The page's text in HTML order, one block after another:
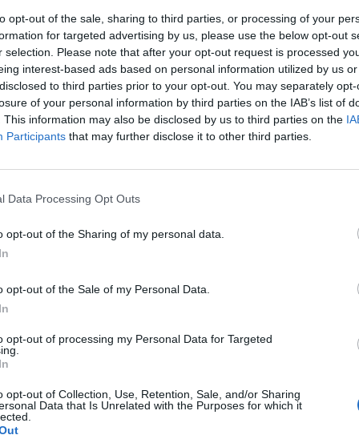
opt-out of the sale, sharing to third parties, or processing of your
for targeted advertising by us, please use the below opt-out
selection. Please note that after your opt-out request is processed
interest-based ads based on personal information utilized by us
to third parties prior to your opt-out. You may separately
of your personal information by third parties on the IAB’s list of
This information may also be disclosed by us to third parties on the
Participants that may further disclose it to other third parties.
Data Processing Opt Outs
opt-out of the Sharing of my personal data.
opt-out of the Sale of my Personal Data.
opt-out of processing my Personal Data for Targeted
opt-out of Collection, Use, Retention, Sale, and/or Sharing
Data that Is Unrelated with the Purposes for which it
mértékben javult júniusban az amerikai
előzetes fogyasztói bizalmi indexe szerint. A
köszönhető, különösen az alacsonyabb
index ugyanakkor még mindig közel 20 százalékkal
az inflációs várakozások pedig továbbra is
százalékos javulást, hanem érdemben meghaladta az
portfolio.hu hírarchívumához tartozik, melynek olvasása
tartalmazza:
cikkarchívum